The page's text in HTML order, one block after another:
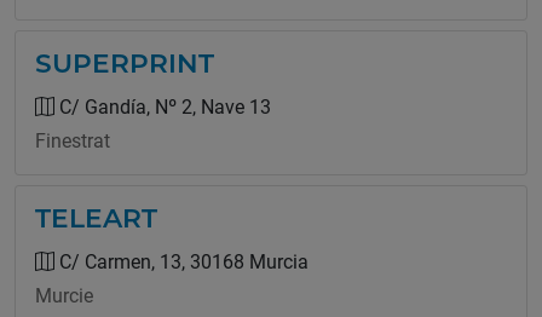
SUPERPRINT
C/ Gandía, Nº 2, Nave 13
Finestrat
TELEART
C/ Carmen, 13, 30168 Murcia
Murcie